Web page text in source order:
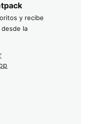
y recibe
la